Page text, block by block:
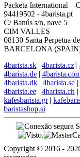
Packeta International –
94419502 - 4barista.pt
C/ Banús s/n, nave 5
CIM VALLES
08130 Santa Perpetua
BARCELONA
4barista.sk | 4barista.cz |
4barista.de |
4barista.dk | 4barista.se |
4barista.ee | 4barista.ch |
kafesbarista.gr|
baristashop.si
Copyright © 2016 -